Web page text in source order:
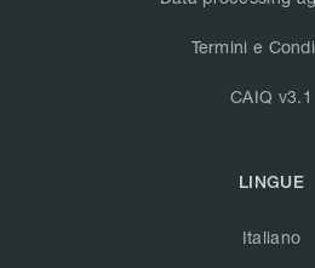
Termini e
CAIQ v3.1
LINGUE
Italiano